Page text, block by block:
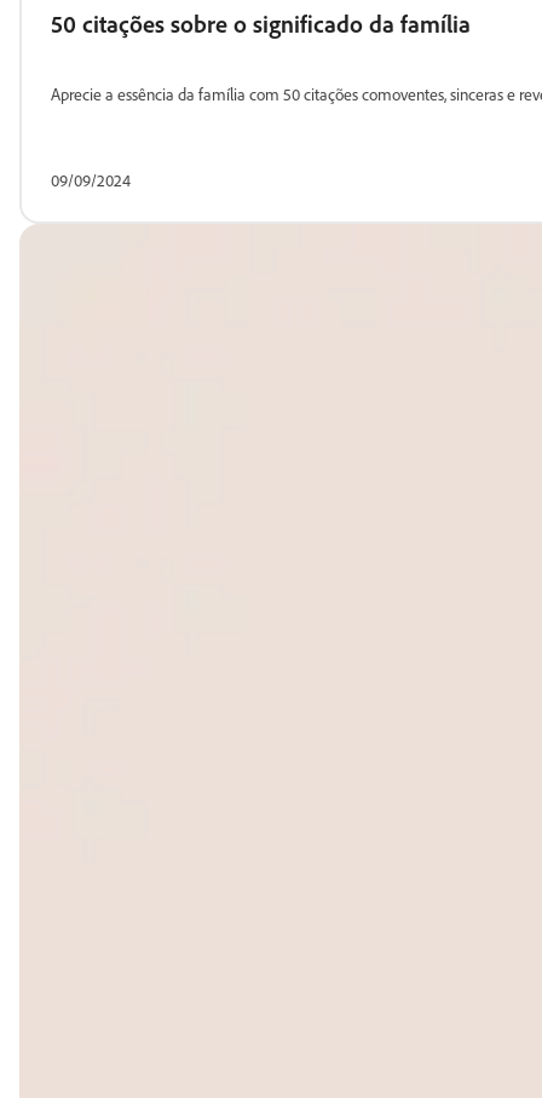
50 citações sobre o significado da família
Aprecie a essência da família com 50 citações comoventes, sinceras e
09/09/2024